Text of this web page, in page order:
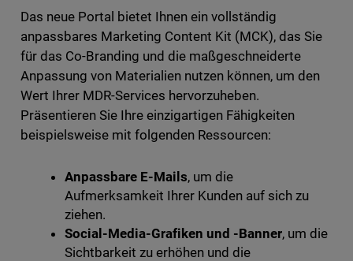
Das neue Portal bietet Ihnen ein vollständig
anpassbares Marketing Content Kit (MCK), das Sie
für das Co-Branding und die maßgeschneiderte
Anpassung von Materialien nutzen können, um den
Wert Ihrer MDR-Services hervorzuheben.
Präsentieren Sie Ihre einzigartigen Fähigkeiten
beispielsweise mit folgenden Ressourcen:
Anpassbare E-Mails, um die
Aufmerksamkeit Ihrer Kunden auf sich zu
ziehen.
Social-Media-Grafiken und -Banner, um die
Sichtbarkeit zu erhöhen und die